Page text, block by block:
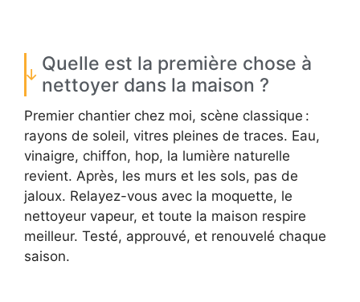
Quelle est la première chose à
nettoyer dans la maison ?
Premier chantier chez moi, scène classique :
rayons de soleil, vitres pleines de traces. Eau,
vinaigre, chiffon, hop, la lumière naturelle
revient. Après, les murs et les sols, pas de
jaloux. Relayez-vous avec la moquette, le
nettoyeur vapeur, et toute la maison respire
meilleur. Testé, approuvé, et renouvelé chaque
saison.